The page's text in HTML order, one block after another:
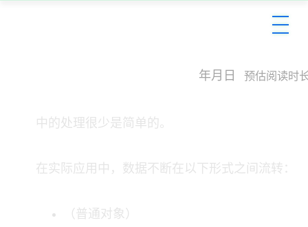
2026年1月16日 预估阅读时
Java 中的 JSON 处理很少是简单的。
在实际应用中，数据不断在以下形式之间流转：
POJO（普通Java对象）